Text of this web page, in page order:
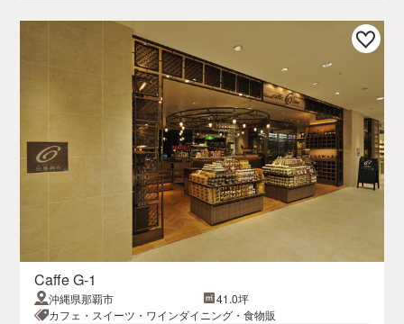
Caffe G-1
沖縄県那覇市
41.0坪
カフェ・スイーツ・ワインダイニング・食物販